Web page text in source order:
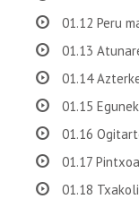
01.12 Peru
01.13
01.14
01.15
01.16
01.17
01.18